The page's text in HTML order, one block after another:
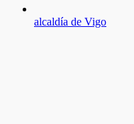
alcaldía de Vigo